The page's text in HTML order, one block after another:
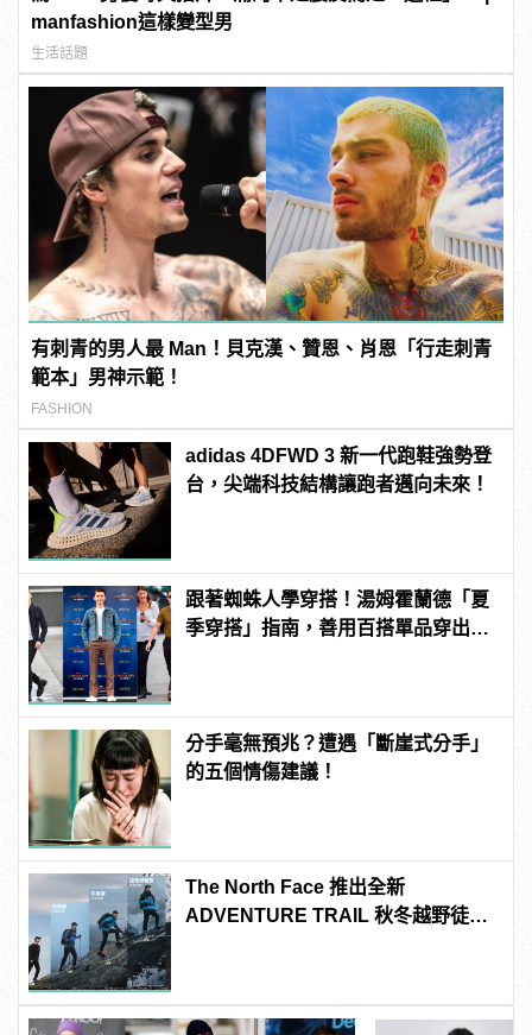
manfashion這樣變型男
生活話題
有刺青的男人最 Man！貝克漢、贊恩、肖恩「行走刺青
範本」男神示範！
FASHION
adidas 4DFWD 3 新一代跑鞋強勢登
台，尖端科技結構讓跑者邁向未來！
跟著蜘蛛人學穿搭！湯姆霍蘭德「夏
季穿搭」指南，善用百搭單品穿出好
分手毫無預兆？遭遇「斷崖式分手」
的五個情傷建議！
The North Face 推出全新
ADVENTURE TRAIL 秋冬越野徒步